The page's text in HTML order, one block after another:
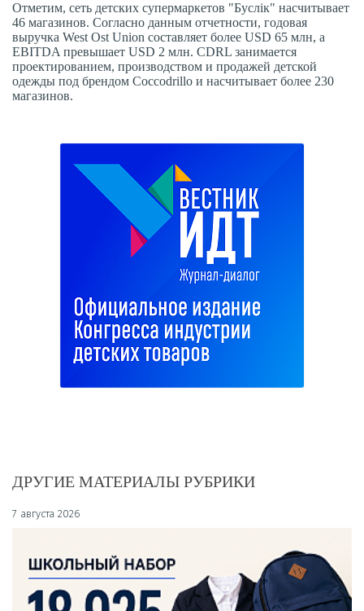
Отметим, сеть детских супермаркетов "Буслiк" насчитывает
46 магазинов. Согласно данным отчетности, годовая
выручка West Ost Union составляет более USD 65 млн, а
EBITDA превышает USD 2 млн. CDRL занимается
проектированием, производством и продажей детской
одежды под брендом Coccodrillo и насчитывает более 230
магазинов.
ДРУГИЕ МАТЕРИАЛЫ РУБРИКИ
7 августа 2026